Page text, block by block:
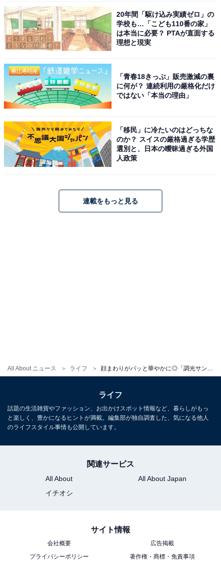
All About ニュース ライフ
調光サングラス&サングラスケース&めがねふきセット（画像出典：
sweet（スウィート）2026年7月号【表紙：森 香澄】
20年間「駆け込み実績ゼロ」の
学校も…「こども110番の家」
は本当に必要？ PTAが直面する
理想と現実
「青春18きっぷ」販売激減の裏
に何が？ 連続利用の厳格化だけ
ではない「本当の理由」
「移民」に冷たいのはどっちな
のか？ スイスの厳格過ぎる学歴
選別と、日本の曖昧過ぎる外国
人政策
連載をもっと見る
ライフ
話題の生活雑貨やファッション、お出かけスポット情報など、暮らしがもっ
と楽しく、豊かになるヒントが満載。編集部が独自調査した、気になる他人
のライフスタイル事情も公開しています。
関連サービス
All About
All About Japan
イチオシ
サイト情報
会社概要
広告掲載
プライバシーポリシー
著作権・商標・免責事項